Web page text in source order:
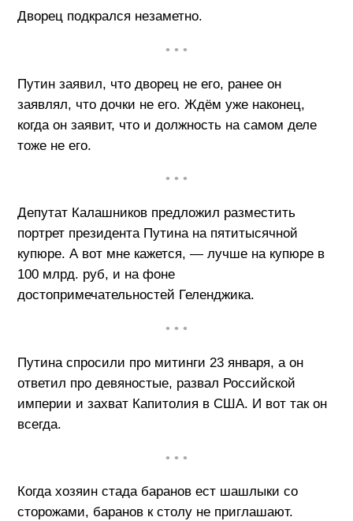
Дворец подкрался незаметно.
• • •
Путин заявил, что дворец не его, ранее он
заявлял, что дочки не его. Ждём уже наконец,
когда он заявит, что и должность на самом деле
тоже не его.
• • •
Депутат Калашников предложил разместить
портрет президента Путина на пятитысячной
купюре. А вот мне кажется, — лучше на купюре в
100 млрд. руб, и на фоне
достопримечательностей Геленджика.
• • •
Путина спросили про митинги 23 января, а он
ответил про девяностые, развал Российской
империи и захват Капитолия в США. И вот так он
всегда.
• • •
Когда хозяин стада баранов ест шашлыки со
сторожами, баранов к столу не приглашают.